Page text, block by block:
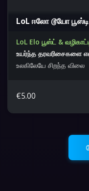
LoL ஈலோ டூயோ
LoL Elo பூஸ்ட் &
உயர்ந்த தரவரிசைகளை
உலகிலேயே சிறந்த விலை
€5.00